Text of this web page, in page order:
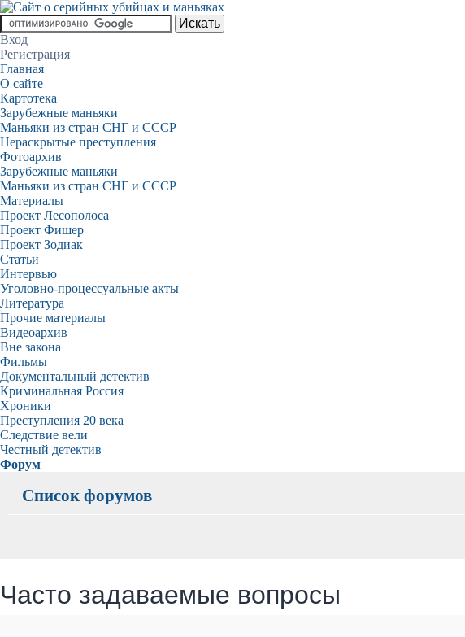
Вход
Регистрация
Главная
О сайте
Картотека
Зарубежные маньяки
Маньяки из стран СНГ и СССР
Нераскрытые преступления
Фотоархив
Зарубежные маньяки
Маньяки из стран СНГ и СССР
Материалы
Проект Лесополоса
Проект Фишер
Проект Зодиак
Статьи
Интервью
Уголовно-процессуальные акты
Литература
Прочие материалы
Видеоархив
Вне закона
Фильмы
Документальный детектив
Криминальная Россия
Хроники
Преступления 20 века
Следствие вели
Честный детектив
Форум
Список форумов
Часто задаваемые вопросы